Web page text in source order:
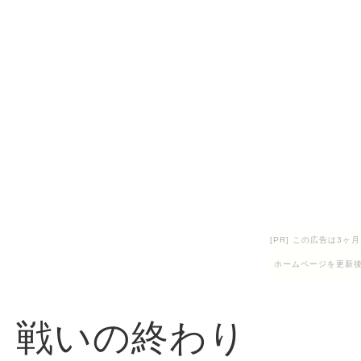
[PR] この広告は3ヶ
ホームページを更新
戦いの終わり